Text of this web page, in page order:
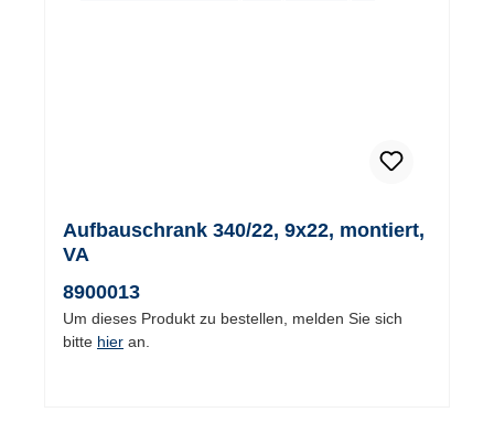
Aufbauschrank 340/22, 9x22, montiert,
VA
8900013
Um dieses Produkt zu bestellen, melden Sie sich
bitte hier an.